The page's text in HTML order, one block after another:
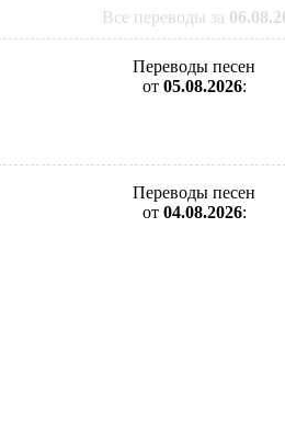
Все переводы за
Переводы песен
от 05.08.2026:
Переводы песен
от 04.08.2026: